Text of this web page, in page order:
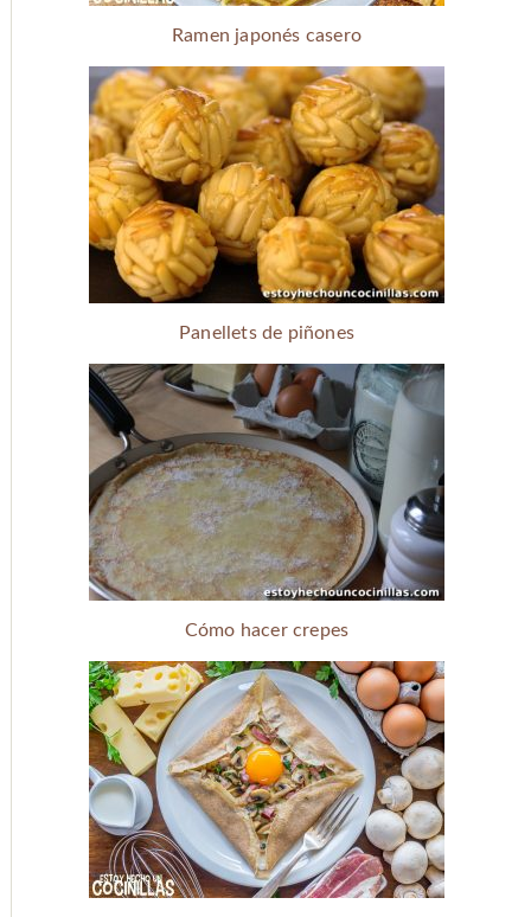
Ramen japonés casero
Panellets de piñones
Cómo hacer crepes